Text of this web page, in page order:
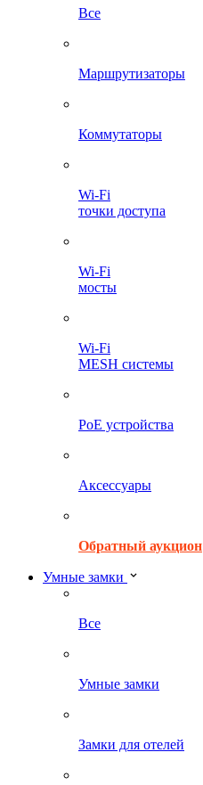
Все
Маршрутизаторы
Коммутаторы
Wi-Fi
точки доступа
Wi-Fi
мосты
Wi-Fi
MESH системы
PoE устройства
Аксессуары
Обратный аукцион
Умные замки
Все
Умные замки
Замки для отелей